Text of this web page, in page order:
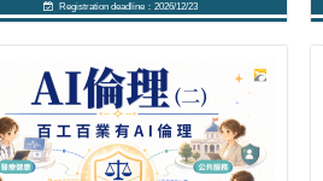
Registration deadline：2026/12/23